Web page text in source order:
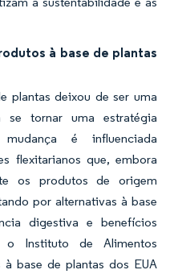
à base de plantas
plantas deixou de ser uma
tornar uma estratégia
é influenciada
flexitarianos que, embora
os produtos de origem
por alternativas à base
digestiva e benefícios
Instituto de Alimentos
base de plantas dos EUA